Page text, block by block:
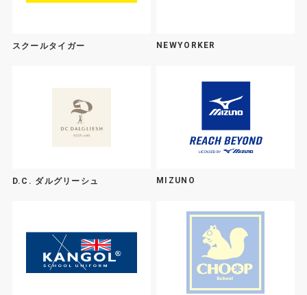
スクールタイガー NEWYORKER
D.C. ダルグリーシュ MIZUNO